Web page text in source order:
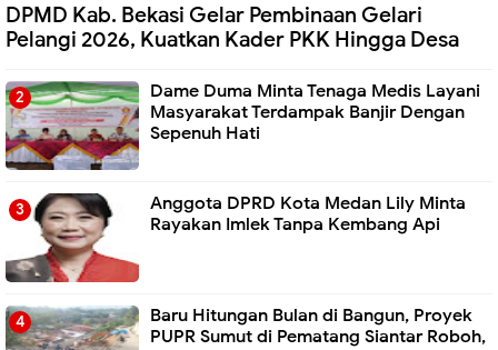
DPMD Kab. Bekasi Gelar Pembinaan Gelari
Pelangi 2026, Kuatkan Kader PKK Hingga Desa
Dame Duma Minta Tenaga Medis Layani
Masyarakat Terdampak Banjir Dengan
Sepenuh Hati
Anggota DPRD Kota Medan Lily Minta
Rayakan Imlek Tanpa Kembang Api
Baru Hitungan Bulan di Bangun, Proyek
PUPR Sumut di Pematang Siantar Roboh,